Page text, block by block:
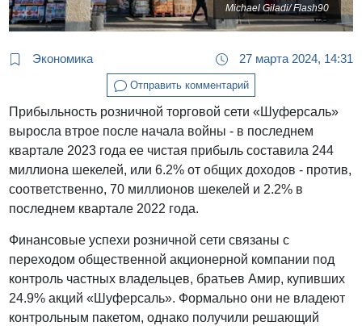
Michael Giladi/ Flash90
Экономика 27 марта 2024, 14:31
Отправить комментарий
Прибыльность розничной торговой сети «Шуферсаль»
выросла втрое после начала войны - в последнем
квартале 2023 года ее чистая прибыль составила 244
миллиона шекелей, или 6.2% от общих доходов - против,
соответственно, 70 миллионов шекелей и 2.2% в
последнем квартале 2022 года.
Финансовые успехи розничной сети связаны с
переходом общественной акционерной компании под
контроль частных владельцев, братьев Амир, купивших
24.9% акций «Шуферсаль». Формально они не владеют
контрольным пакетом, однако получили решающий